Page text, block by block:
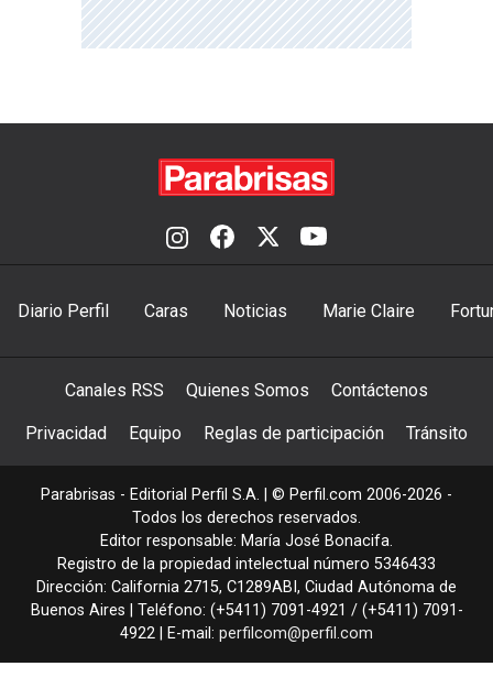
Diario Perfil Caras Noticias Marie Claire
Canales RSS Quienes Somos Contáctenos
Privacidad Equipo Reglas de participación Tránsito
Parabrisas - Editorial Perfil S.A. | © Perfil.com 2006-2026 -
Todos los derechos reservados.
Editor responsable: María José Bonacifa.
Registro de la propiedad intelectual número 5346433
Dirección: California 2715, C1289ABI , Ciudad Autónoma de
Buenos Aires | Teléfono: (+5411) 7091-4921 / (+5411) 7091-
4922 | E-mail: perfilcom@perfil.com